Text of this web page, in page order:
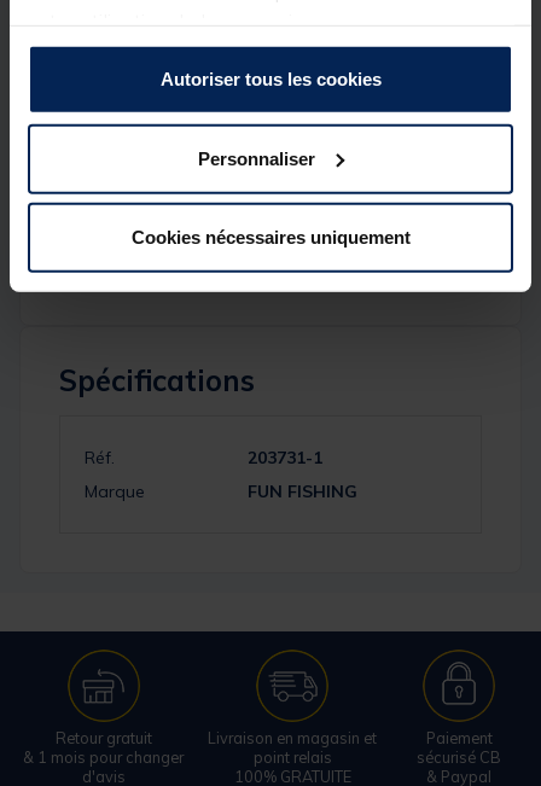
Autoriser tous les cookies
Personnaliser
Cookies nécessaires uniquement
Les Fluo Boost sont des formulations liquides
visuel et attractif autour de vos appâts. Dès
leurs principes actifs attirant ainsi à longue distance
des pellets, des graines… ou dans la pâte, l’amorce….​
Capacité : 185Ml
Spécifications
Réf.
203731-1
Marque
FUN FISHING
Retour gratuit
& 1 mois pour changer
d'avis
Livraison en magasin et
point relais
100% GRATUITE
Paiement
sécurisé CB
& Paypal